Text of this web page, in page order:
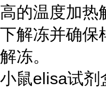
高的温度加热
下解冻并确保
解冻。
小鼠elisa试剂